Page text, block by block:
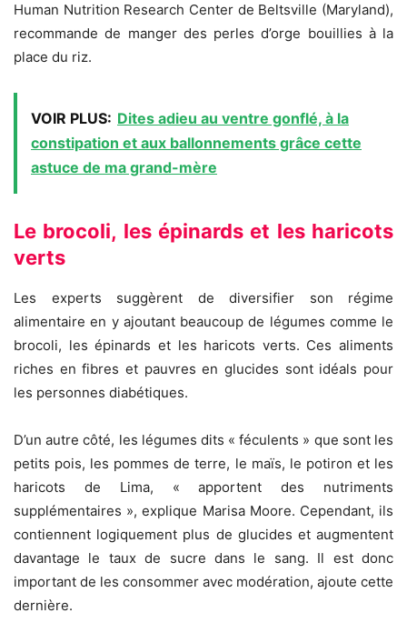
Human Nutrition Research Center de Beltsville (Maryland),
recommande de manger des perles d’orge bouillies à la
place du riz.
VOIR PLUS: Dites adieu au ventre gonflé, à la
constipation et aux ballonnements grâce cette
astuce de ma grand-mère
Le brocoli, les épinards et les haricots
verts
Les experts suggèrent de diversifier son régime
alimentaire en y ajoutant beaucoup de légumes comme le
brocoli, les épinards et les haricots verts. Ces aliments
riches en fibres et pauvres en glucides sont idéals pour
les personnes diabétiques.
D’un autre côté, les légumes dits « féculents » que sont les
petits pois, les pommes de terre, le maïs, le potiron et les
haricots de Lima, « apportent des nutriments
supplémentaires », explique Marisa Moore. Cependant, ils
contiennent logiquement plus de glucides et augmentent
davantage le taux de sucre dans le sang. Il est donc
important de les consommer avec modération, ajoute cette
dernière.